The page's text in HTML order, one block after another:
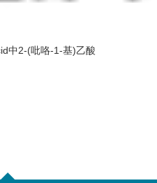
中2-(吡咯-1-基)乙酸